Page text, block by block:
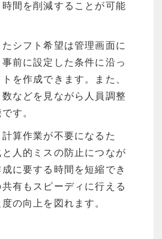
間を削減することが可能
シフト希望は管理画面に
前に設定した条件に沿っ
を作成できます。また、
などを見ながら人員調整
す。
算作業が不要になるた
人的ミスの防止につなが
に要する時間を短縮でき
有もスピーディに行える
の向上を図れます。